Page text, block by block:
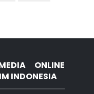
ONLINE
INDONESIA